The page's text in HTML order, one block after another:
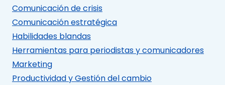
Comunicación de crisis
Comunicación estratégica
Habilidades blandas
Herramientas para periodistas y comunicadores
Marketing
Productividad y Gestión del cambio